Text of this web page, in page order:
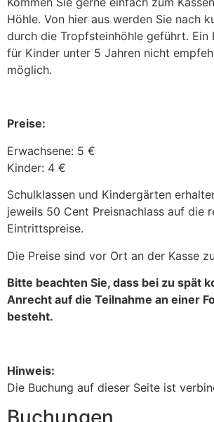
Höhle. Von hier aus werden Sie nach
durch die Tropfsteinhöhle geführt. Ein
für Kinder unter 5 Jahren nicht
möglich.
Preise:
Erwachsene: 5 €
Kinder: 4 €
Schulklassen und Kindergärten
jeweils 50 Cent Preisnachlass auf die
Eintrittspreise.
Die Preise sind vor Ort an der Kasse
Bitte beachten Sie, dass bei zu spät
Anrecht auf die Teilnahme an einer
besteht.
Hinweis:
Die Buchung auf dieser Seite ist
Buchungen